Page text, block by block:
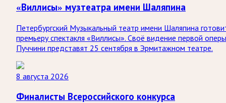
«Виллисы» музтеатра имени Шаляпина
Петербургский Музыкальный театр имени Шаляпина
премьеру спектакля «Виллисы». Своё видение первой оперы
Пуччини представят 25 сентября в Эрмитажном театре.
8 августа 2026
Финалисты Всероссийского конкурса